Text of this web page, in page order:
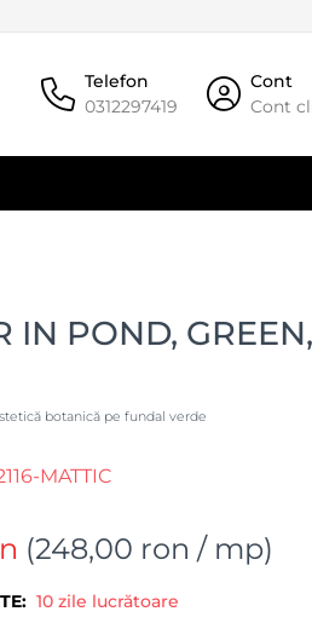
Telefon
0312297419
Cont
Cont
IN POND,
botanică pe fundal verde
MATTIC
(248,00 ron / mp)
10 zile lucrătoare